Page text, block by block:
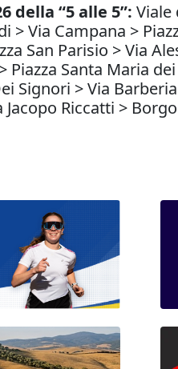
della “5 alle 5”: Viale
> Via Campana >
San Parisio > Via
Piazza Santa Maria
Signori > Via
Jacopo Riccatti >